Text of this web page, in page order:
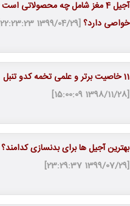
آجیل 4 مغز شامل چه محصولاتی
خواصی دارد؟[1399/04/29 22:23:23]
11 خاصیت برتر و علمی تخمه کدو تنبل
[1398/11/28 15:00:09]
بهترین آجیل ها برای بدنسازی کدامند؟
[1399/07/29 23:29:37]